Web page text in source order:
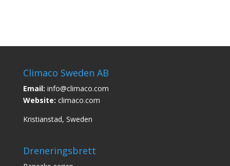
Climaco Sweden AB
Email: info@climaco.com
Website: climaco.com
Kristianstad, Sweden
Dreneringsbrett